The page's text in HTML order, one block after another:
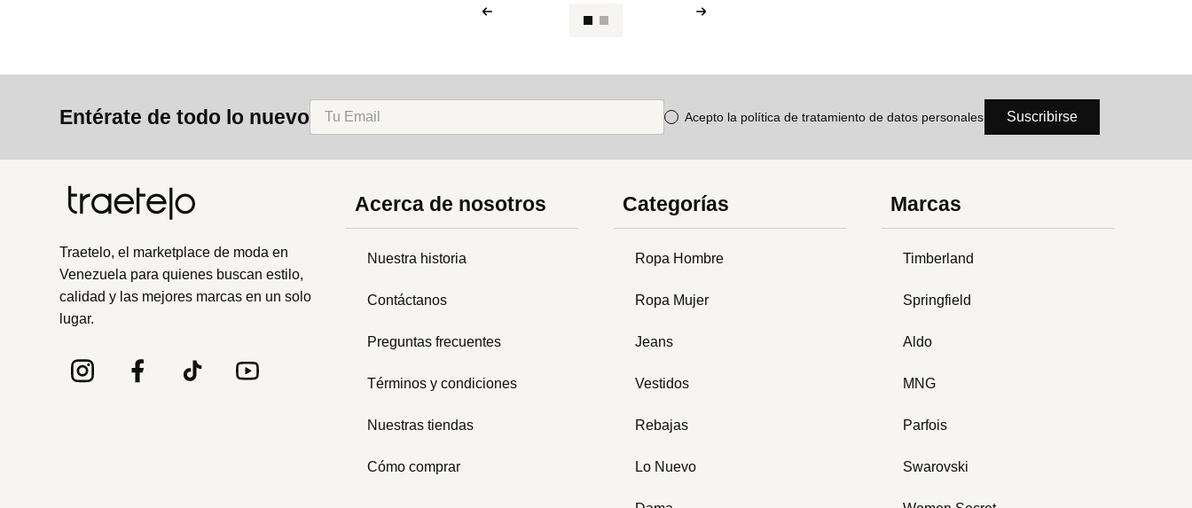
Entérate de todo lo nuevo Acepto la política de tratamiento de datos personales Suscribirse
Traetelo, el marketplace de moda en
Venezuela para quienes buscan estilo,
calidad y las mejores marcas en un solo
lugar.
Acerca de nosotros
Nuestra historia
Contáctanos
Preguntas frecuentes
Términos y condiciones
Nuestras tiendas
Cómo comprar
Categorías
Ropa Hombre
Ropa Mujer
Jeans
Vestidos
Rebajas
Lo Nuevo
Marcas
Timberland
Springfield
Aldo
MNG
Parfois
Swarovski